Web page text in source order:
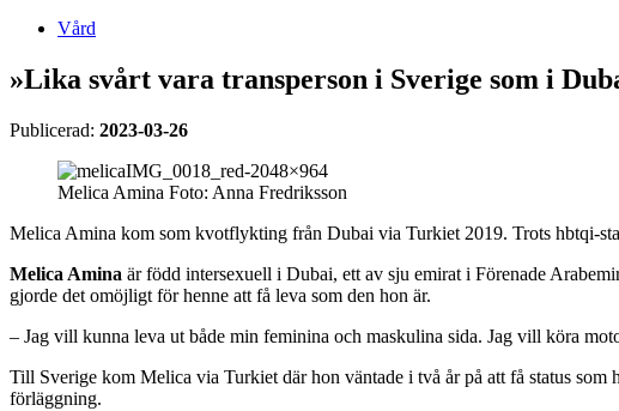
Vård
»Lika svårt vara trans­person i Sverige som i
Publicerad: 2023-03-26
Melica Amina Foto: Anna Fredriksson
Melica Amina kom som kvotflykting från Dubai via Turkiet 2019. Trots hbtqi-
Melica Amina är född intersexuell i Dubai, ett av sju emirat i Förenade
gjorde det omöjligt för henne att få leva som den hon är.
– Jag vill kunna leva ut både min feminina och maskulina sida. Jag vill köra
Till Sverige kom Melica via Turkiet där hon väntade i två år på att få status
förläggning.